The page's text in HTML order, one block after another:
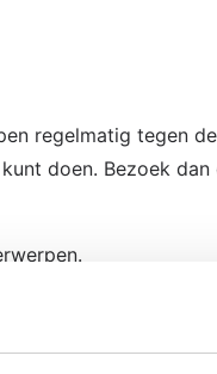
regelmatig tegen
doen. Bezoek